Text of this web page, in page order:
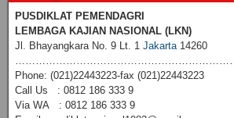
PUSDIKLAT PEMENDAGRI
LEMBAGA KAJIAN NASIONAL (LKN)
Jl. Bhayangkara No. 9 Lt. 1 Jakarta14260
Phone: (021)22443223-fax (021)22443223
Call Us : 0812 186 333 9
Via WA : 0812 186 333 9